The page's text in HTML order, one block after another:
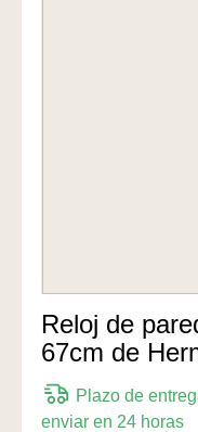
Reloj de
67cm de
Plazo de
enviar en 24 horas